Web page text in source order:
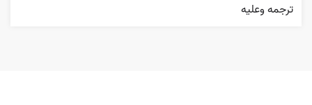
ترجمه وعليه